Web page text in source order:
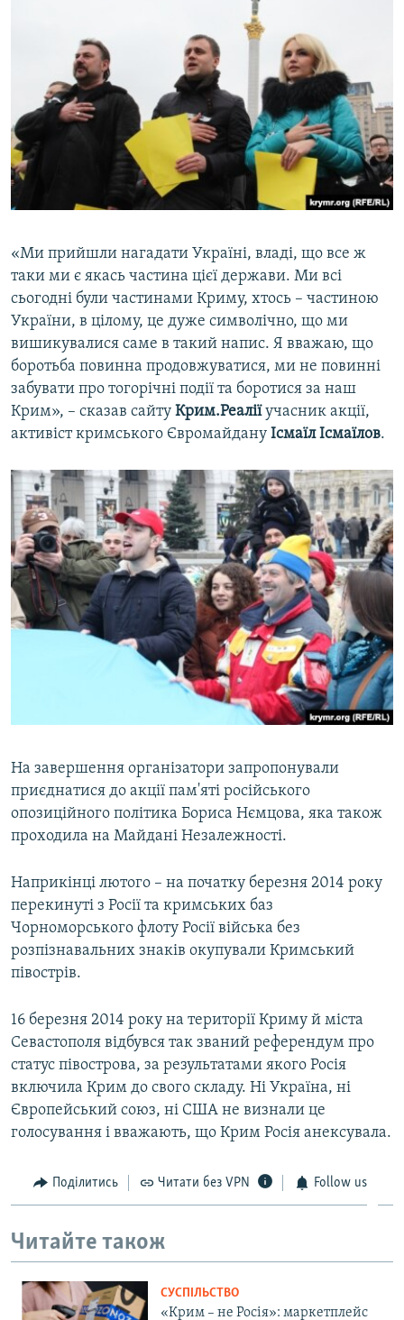
«Ми прийшли нагадати Україні, владі, що все ж
таки ми є якась частина цієї держави. Ми всі
сьогодні були частинами Криму, хтось – частиною
України, в цілому, це дуже символічно, що ми
вишикувалися саме в такий напис. Я вважаю, що
боротьба повинна продовжуватися, ми не повинні
забувати про тогорічні події та боротися за наш
Крим», – сказав сайту Крим.Реаліїучасник акції,
активіст кримського Євромайдану Ісмаїл Ісмаїлов.
На завершення організатори запропонували
приєднатися до акції пам'яті російського
опозиційного політика Бориса Нємцова, яка також
проходила на Майдані Незалежності.
Наприкінці лютого – на початку березня 2014 року
перекинуті з Росії та кримських баз
Чорноморського флоту Росії війська без
розпізнавальних знаків окупували Кримський
півострів.
16 березня 2014 року на території Криму й міста
Севастополя відбувся так званий референдум про
статус півострова, за результатами якого Росія
включила Крим до свого складу. Ні Україна, ні
Європейський союз, ні США не визнали це
голосування і вважають, що Крим Росія анексувала.
Поділитись Читати без VPN Follow us
Читайте також
СУСПІЛЬСТВО
«Крим – не Росія»: маркетплейс